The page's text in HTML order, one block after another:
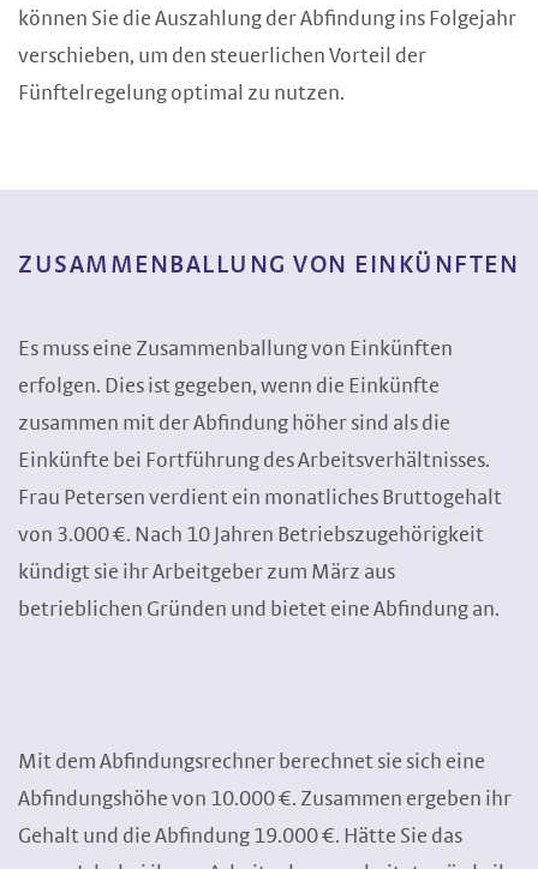
können Sie die Auszahlung der Abfindung ins Folgejahr
verschieben, um den steuerlichen Vorteil der
Fünftelregelung optimal zu nutzen.
ZUSAMMENBALLUNG VON EINKÜNFTEN
Es muss eine Zusammenballung von Einkünften
erfolgen. Dies ist gegeben, wenn die Einkünfte
zusammen mit der Abfindung höher sind als die
Einkünfte bei Fortführung des Arbeitsverhältnisses.
Frau Petersen verdient ein monatliches Bruttogehalt
von 3.000 €. Nach 10 Jahren Betriebszugehörigkeit
kündigt sie ihr Arbeitgeber zum März aus
betrieblichen Gründen und bietet eine Abfindung an.
Mit dem Abfindungsrechner berechnet sie sich eine
Abfindungshöhe von 10.000 €. Zusammen ergeben ihr
Gehalt und die Abfindung 19.000 €. Hätte Sie das